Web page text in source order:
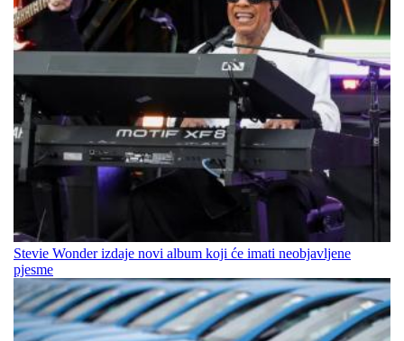
Stevie Wonder izdaje novi album koji će imati neobjavljene
pjesme